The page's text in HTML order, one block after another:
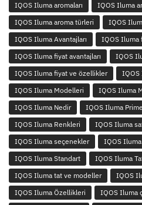
IQOS Iluma aromaları
IQOS Iluma
IQOS Iluma aroma türleri
IQOS
IQOS Iluma Avantajları
IQOS Iluma
IQOS Iluma fiyat avantajları
IQOS
IQOS Iluma fiyat ve özellikler
IQOS
IQOS Iluma Modelleri
IQOS Iluma
IQOS Iluma Nedir
IQOS Iluma Prime
IQOS Iluma Renkleri
IQOS Iluma
IQOS Iluma seçenekler
IQOS
IQOS Iluma Standart
IQOS Iluma
IQOS Iluma tat ve modeller
IQOS
IQOS Iluma Özellikleri
IQOS Iluma